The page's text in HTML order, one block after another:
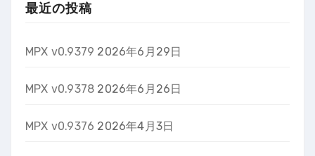
最近の投稿
MPX v0.9379 2026年6月29日
MPX v0.9378 2026年6月26日
MPX v0.9376 2026年4月3日